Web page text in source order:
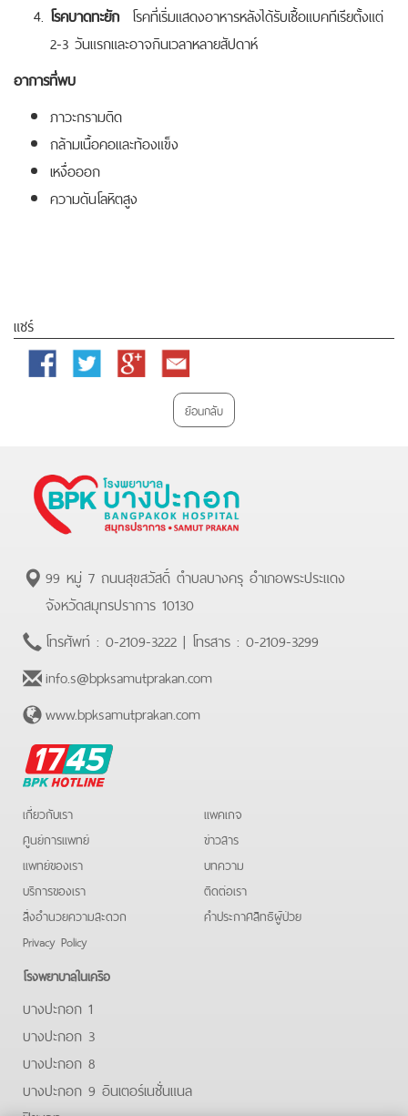
โรคบาดทะยัก โรคที่เริ่มแสดงอาหารหลังได้รับเชื้อแบคทีเรียตั้งแต่
2-3 วันแรกและอาจกินเวลาหลายสัปดาห์
อาการที่พบ
ภาวะกรามติด
กล้ามเนื้อคอและท้องแข็ง
เหงื่อออก
ความดันโลหิตสูง
แชร์
Facebook Twitter
Google
Email
ย้อนกลับ
99 หมู่ 7 ถนนสุขสวัสดิ์ ตำบลบางครุ อำเภอพระประแดง
จังหวัดสมุทรปราการ 10130
โทรศัพท์ : 0-2109-3222 | โทรสาร : 0-2109-3299
info.s@bpksamutprakan.com
www.bpksamutprakan.com
BPK
Hotline
เกี่ยวกับเรา
ศูนย์การแพทย์
แพทย์ของเรา
บริการของเรา
สิ่งอำนวยความสะดวก
Privacy Policy
แพคเกจ
ข่าวสาร
บทความ
ติดต่อเรา
คําประกาศสิทธิผู้ป่วย
โรงพยาบาลในเครือ
บางปะกอก 1
บางปะกอก 3
บางปะกอก 8
บางปะกอก 9 อินเตอร์เนชั่นแนล